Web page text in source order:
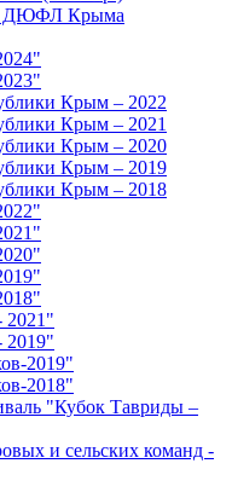
ДЮФЛ Крыма
Крым – 2022
Крым – 2021
Крым – 2020
Крым – 2019
Крым – 2018
2021"
2019"
2019"
2018"
"Кубок Тавриды –
и сельских команд -